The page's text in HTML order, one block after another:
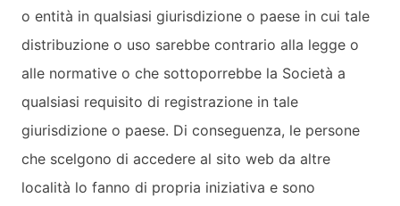
o entità in qualsiasi giurisdizione o paese in cui tale
distribuzione o uso sarebbe contrario alla legge o
alle normative o che sottoporrebbe la Società a
qualsiasi requisito di registrazione in tale
giurisdizione o paese. Di conseguenza, le persone
che scelgono di accedere al sito web da altre
località lo fanno di propria iniziativa e sono